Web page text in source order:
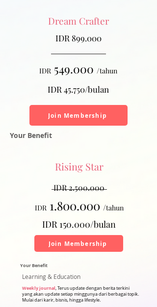
Dream Crafter
IDR 899.000
IDR 549.000 /tahun
IDR 45.750/bulan
Join Membership
Your Benefit
Rising Star
IDR2.500.000
IDR 1.800.000 /tahun
IDR 150.000/bulan
Join Membership
Your Benefit
Learning & Education
Weekly journal, Terus update dengan berita terkini
yang akan update setiap minggunya dari berbagai topik.
Mulai dari karir, bisnis, hingga lifestyle.